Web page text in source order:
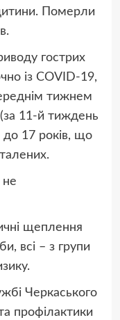
Померли
гострих
із COVID-19,
тижнем
11-й тиждень
до 17 років, що
не
щеплення
всі – з групи
Черкаського
профілактики